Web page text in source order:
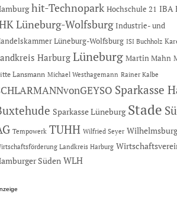
hit-Technopark Hochschule 21 IBA
Lüneburg-Wolfsburg Industrie- und
Lüneburg-Wolfsburg ISI Buchholz
Harburg Lüneburg Martin Mahn
Lansmann Michael Westhagemann Rainer Kalbe
Sparkasse
Sparkasse Lüneburg Stade
Tempowerk TUHH Wilfried Seyer
Landkreis Harburg
Süden WLH